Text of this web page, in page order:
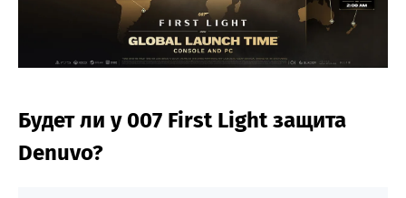
Будет ли у 007 First Light защита
Denuvo?